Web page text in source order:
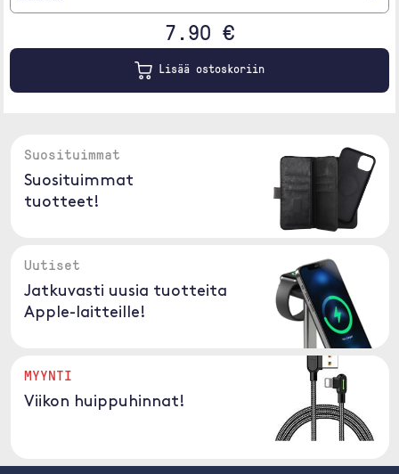
7.90 €
Lisää ostoskoriin
Suosituimmat
Suosituimmat
tuotteet!
Uutiset
Jatkuvasti uusia tuotteita
Apple-laitteille!
MYYNTI
Viikon huippuhinnat!